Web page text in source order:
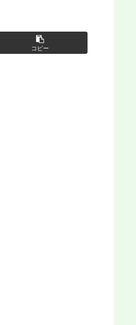
コピー